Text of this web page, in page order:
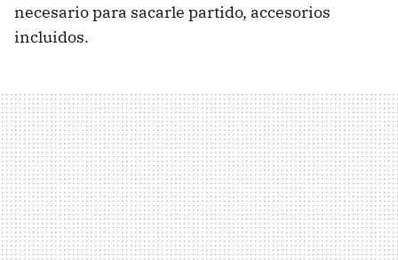
necesario para sacarle partido, accesorios
incluidos.